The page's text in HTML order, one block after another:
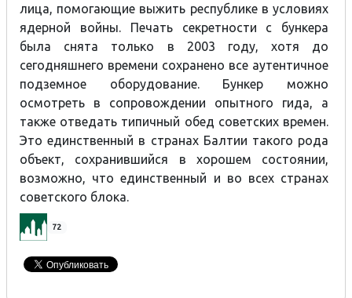
лица, помогающие выжить республике в условиях
ядерной войны. Печать секретности с бункера
была снята только в 2003 году, хотя до
сегодняшнего времени сохранено все аутентичное
подземное оборудование. Бункер можно
осмотреть в сопровождении опытного гида, а
также отведать типичный обед советских времен.
Это единственный в странах Балтии такого рода
объект, сохранившийся в хорошем состоянии,
возможно, что единственный и во всех странах
советского блока.
72